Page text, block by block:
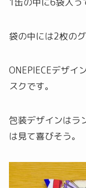
袋の中には2枚の
ONEPIECEデザイ
スクです。
包装デザインはラ
は見て喜びそう。